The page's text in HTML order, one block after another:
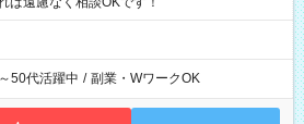
50代活躍中 / 副業・WワークOK